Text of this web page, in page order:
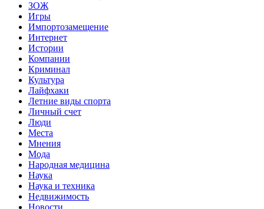
ЗОЖ
Игры
Импортозамещение
Интернет
Истории
Компании
Криминал
Культура
Лайфхаки
Летние виды спорта
Личный счет
Люди
Места
Мнения
Мода
Народная медицина
Наука
Наука и техника
Недвижимость
Новости